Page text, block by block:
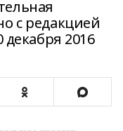
с редакцией
декабря 2016